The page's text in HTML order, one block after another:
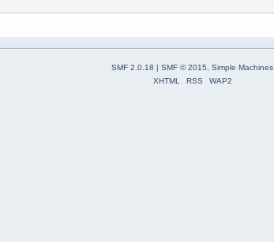
SMF 2.0.18 | SMF © 2015
Simple Machines
XHTML
RSS WAP2